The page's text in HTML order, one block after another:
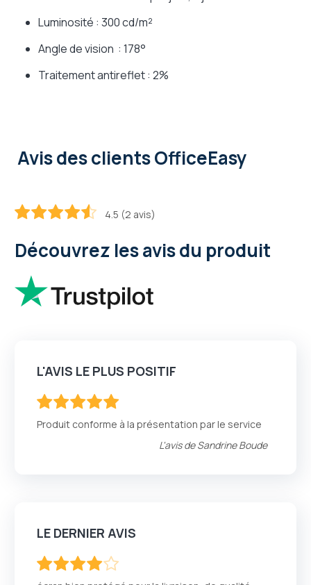
Luminosité : 300 cd/m²
Angle de vision : 178°
Traitement antireflet : 2%
Avis des clients OfficeEasy
4.5 (2 avis)
Découvrez les avis du produit
L'AVIS LE PLUS POSITIF
Produit conforme à la présentation par le service
L'avis deSandrine Boude
LE DERNIER AVIS